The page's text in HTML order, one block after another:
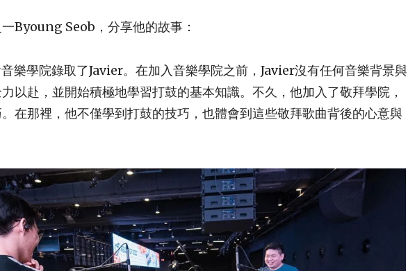
Byoung Seob，分享他的故事：
音樂學院錄取了Javier。在加入音樂學院之前，Javier沒有任何音樂背景與
以赴，並開始積極地學習打鼓的基本知識。不久，他加入了敬拜學院，
在那裡，他不僅學到打鼓的技巧，也體會到這些敬拜歌曲背後的心意與